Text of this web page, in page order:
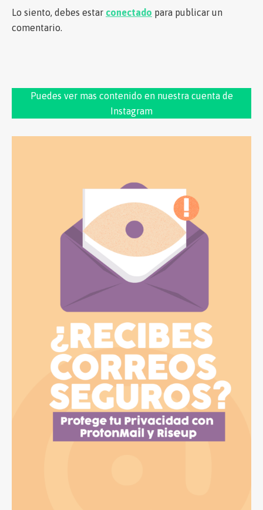
Lo siento, debes estar conectado para publicar un
comentario.
Puedes ver mas contenido en nuestra cuenta de
Instagram